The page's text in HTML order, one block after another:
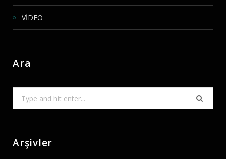
VİDEO
Ara
Arşivler